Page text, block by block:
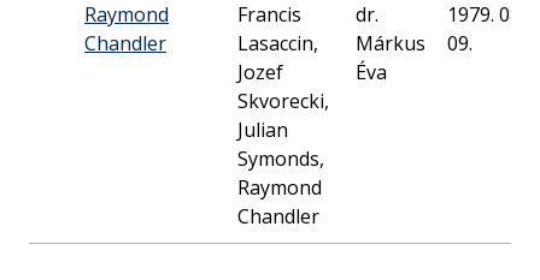
Raymond
Chandler
Francis
Lasaccin,
Jozef
Skvorecki,
Julian
Symonds,
Raymond
Chandler
dr.
Márkus
Éva
1979. 08.
09.